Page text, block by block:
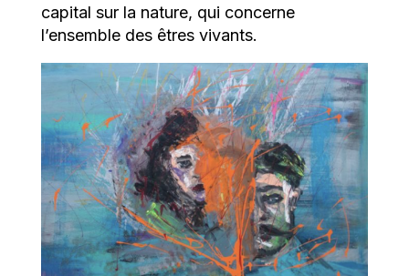
capital sur la nature, qui concerne
l’ensemble des êtres vivants.